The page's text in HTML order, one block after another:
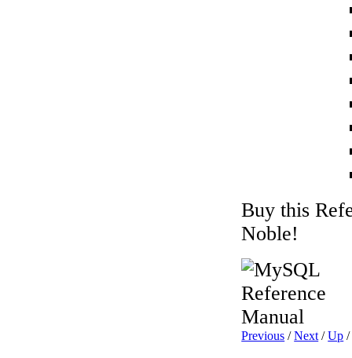
Buy this
Noble!
Previous /Next /Up